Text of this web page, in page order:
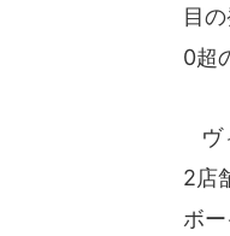
目
0超
ヴ
2店
ボ